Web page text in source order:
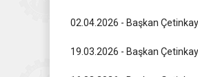
02.04.2026 - Başkan
19.03.2026 - Başkan